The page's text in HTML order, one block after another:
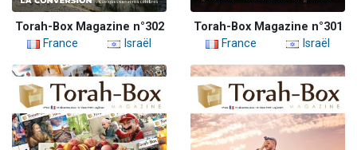
Torah-Box Magazine n°302
France
Israël
Torah-Box Magazine n°301
France
Israël